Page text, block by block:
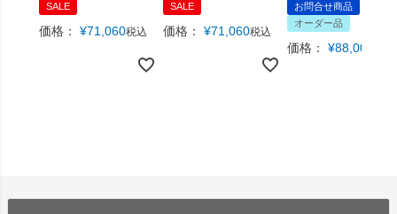
SALE
価格： ¥71,060税込
SALE
価格： ¥71,060税込
お問合せ商品
オーダー品
価格： ¥88,000